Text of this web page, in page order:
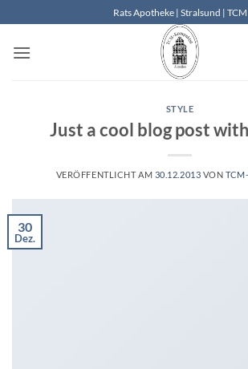
Inhalt
springen
Rats Apotheke | Stralsund | TCM
STYLE
Just a cool blog post
VERÖFFENTLICHT AM 30.12.2013 VON
30
Dez.